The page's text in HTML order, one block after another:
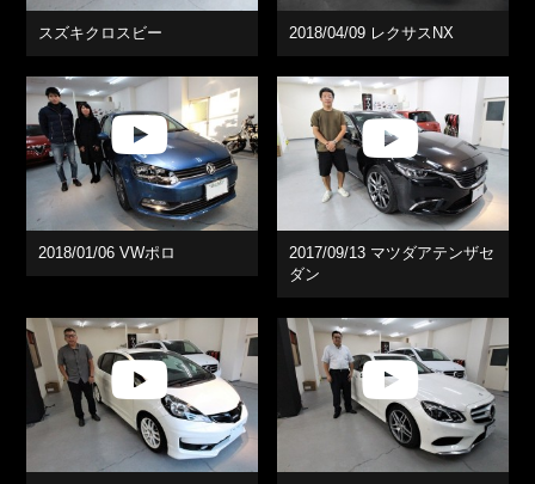
スズキクロスビー 2018/04/09 レクサスNX
2018/01/06 VWポロ
2017/09/13 マツダアテンザセ
ダン